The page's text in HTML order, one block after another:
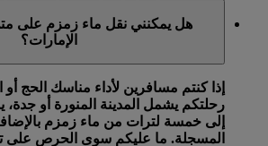
هل يمكنني نقل ماء زمزم على
الإمارات؟
إذا كنتم مسافرين لأداء مناسك الحج
رحلتكم يشمل المدينة المنورة أو
إلى خمسة لترات من ماء زمزم
المسجلة. ما عليكم سوى الحرص على